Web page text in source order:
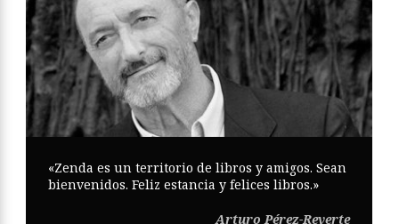
«Zenda es un territorio de libros y amigos. Sean
bienvenidos. Feliz estancia y felices libros.»
Arturo Pérez-Reverte